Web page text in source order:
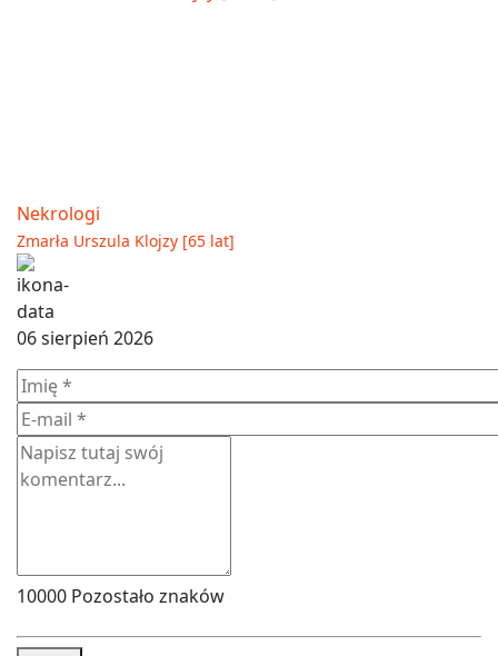
Nekrologi
Zmarła Urszula Klojzy [65 lat]
06 sierpień 2026
10000 Pozostało znaków